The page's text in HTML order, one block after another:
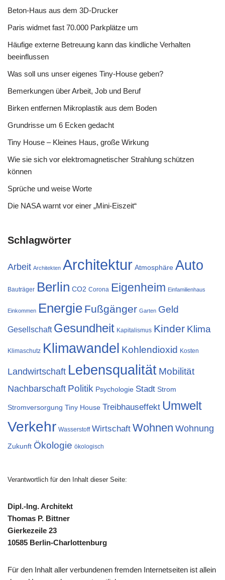
Beton-Haus aus dem 3D-Drucker
Paris widmet fast 70.000 Parkplätze um
Häufige externe Betreuung kann das kindliche Verhalten
beeinflussen
Was soll uns unser eigenes Tiny-House geben?
Bemerkungen über Arbeit, Job und Beruf
Birken entfernen Mikroplastik aus dem Boden
Grundrisse um 6 Ecken gedacht
Tiny House – Kleines Haus, große Wirkung
Wie sie sich vor elektromagnetischer Strahlung schützen
können
Sprüche und weise Worte
Die NASA warnt vor einer „Mini-Eiszeit“
Schlagwörter
Arbeit Architekten Architektur Atmosphäre Auto
Bauträger Berlin CO2 Corona Eigenheim Einfamilienhaus
Einkommen Energie Fußgänger Garten Geld
Gesellschaft Gesundheit Kapitalismus Kinder Klima
Klimaschutz Klimawandel Kohlendioxid Kosten
Landwirtschaft Lebensqualität Mobilität
Nachbarschaft Politik Psychologie Stadt Strom
Stromversorgung Tiny House Treibhauseffekt Umwelt
Verkehr Wasserstoff Wirtschaft Wohnen Wohnung
Zukunft Ökologie ökologisch
Verantwortlich für den Inhalt dieser Seite:
Dipl.-Ing. Architekt
Thomas P. Bittner
Gierkezeile 23
10585 Berlin-Charlottenburg
Für den Inhalt aller verbundenen fremden Internetseiten ist allein